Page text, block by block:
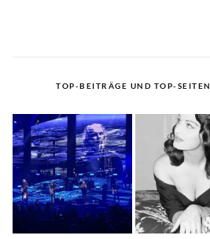
TOP-BEITRÄGE UND TOP-SEITEN